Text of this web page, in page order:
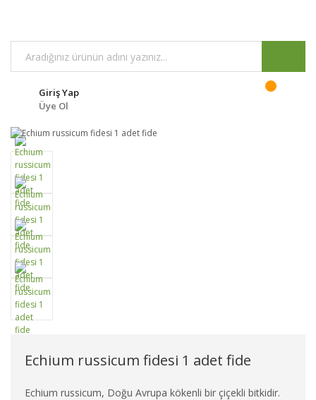
Giriş Yap
Üye Ol
Echium russicum fidesi 1 adet fide
Echium russicum, Doğu Avrupa kökenli bir çiçekli bitkidir.